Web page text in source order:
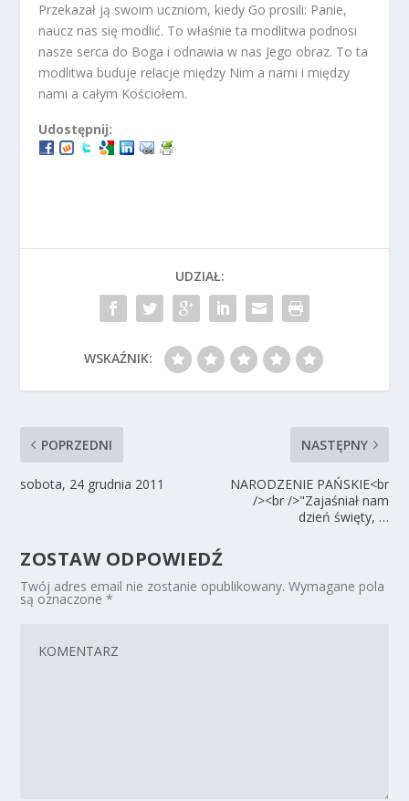
Przekazał ją swoim uczniom, kiedy Go prosili: Panie,
naucz nas się modlić. To właśnie ta modlitwa podnosi
nasze serca do Boga i odnawia w nas Jego obraz. To ta
modlitwa buduje relacje między Nim a nami i między
nami a całym Kościołem.
Udostępnij:
UDZIAŁ:
WSKAŹNIK:
POPRZEDNI
sobota, 24 grudnia 2011
NASTĘPNY
NARODZENIE PAŃSKIE<br
/><br />"Zajaśniał nam
dzień święty, …
ZOSTAW ODPOWIEDŹ
Twój adres email nie zostanie opublikowany. Wymagane pola
są oznaczone*